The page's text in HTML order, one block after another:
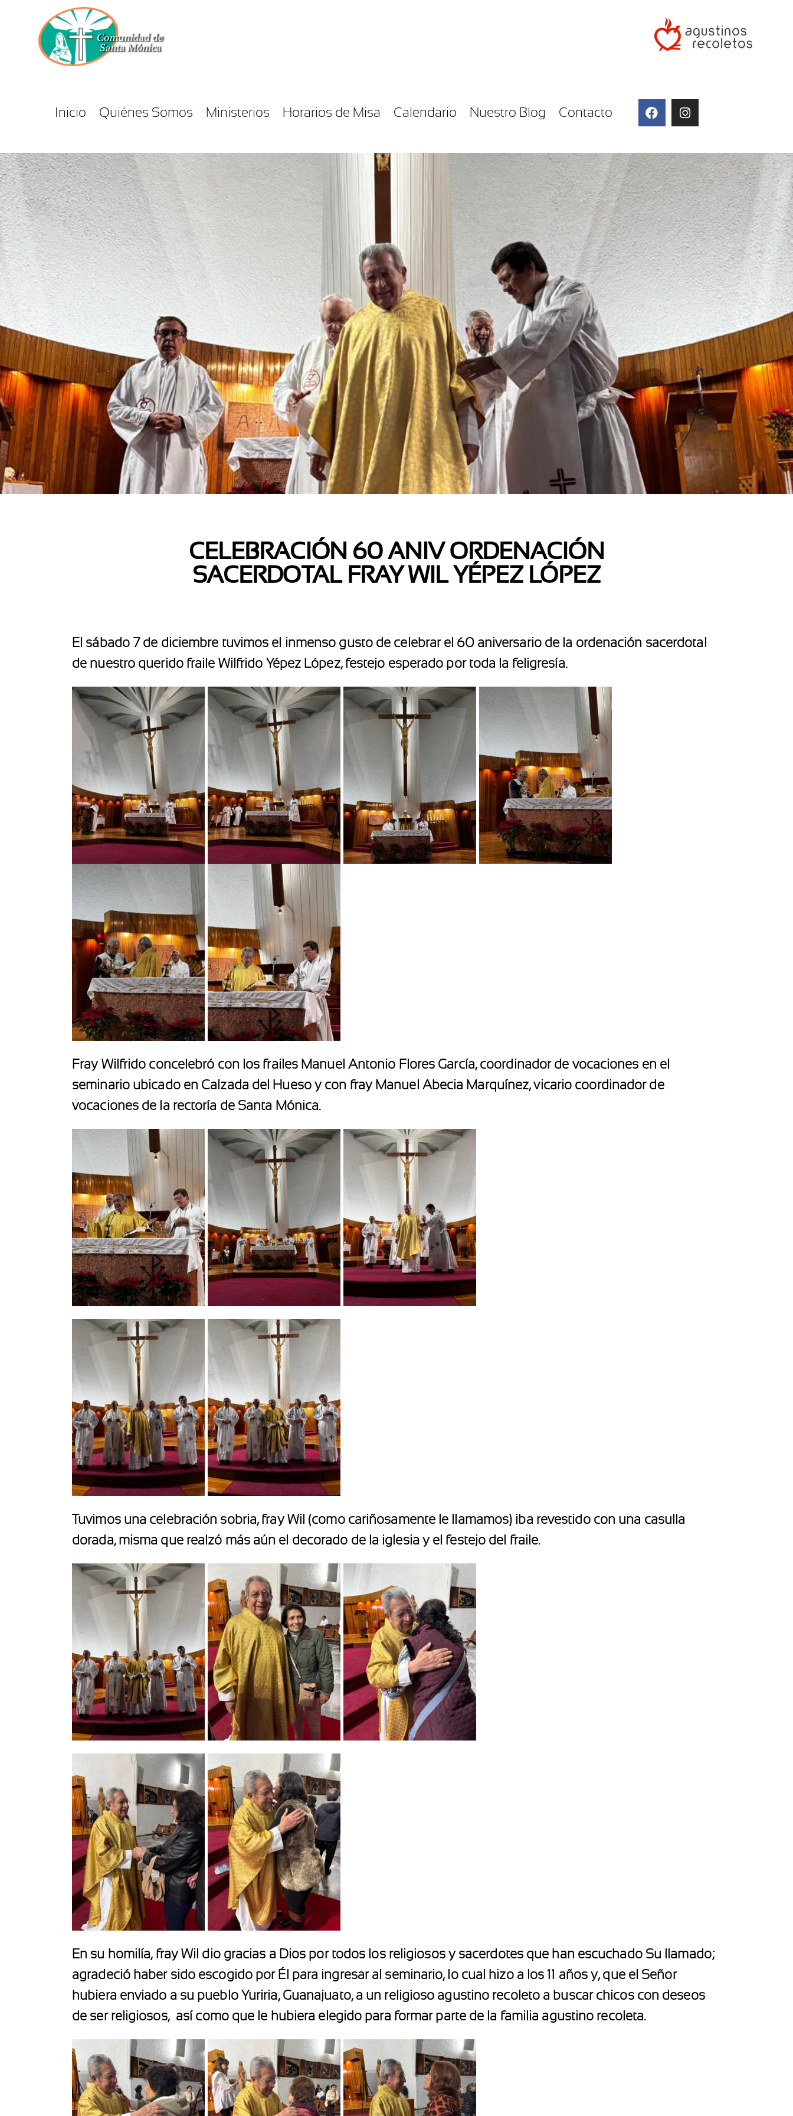
Inicio Quiénes Somos Ministerios Horarios de Misa Calendario Nuestro Blog Contacto
CELEBRACIÓN 60 ANIV ORDENACIÓN
SACERDOTAL FRAY WIL YÉPEZ LÓPEZ
El sábado 7 de diciembre tuvimos el inmenso gusto de celebrar el 60 aniversario de la ordenación sacerdotal
de nuestro querido fraile Wilfrido Yépez López, festejo esperado por toda la feligresía.
Fray Wilfrido concelebró con los frailes Manuel Antonio Flores García, coordinador de vocaciones en el
seminario ubicado en Calzada del Hueso y con fray Manuel Abecia Marquínez, vicario coordinador de
vocaciones de la rectoría de Santa Mónica.
Tuvimos una celebración sobria, fray Wil (como cariñosamente le llamamos) iba revestido con una casulla
dorada, misma que realzó más aún el decorado de la iglesia y el festejo del fraile.
En su homilía, fray Wil dio gracias a Dios por todos los religiosos y sacerdotes que han escuchado Su llamado;
agradeció haber sido escogido por Él para ingresar al seminario, lo cual hizo a los 11 años y, que el Señor
hubiera enviado a su pueblo Yuriria, Guanajuato, a un religioso agustino recoleto a buscar chicos con deseos
de ser religiosos, así como que le hubiera elegido para formar parte de la familia agustino recoleta.